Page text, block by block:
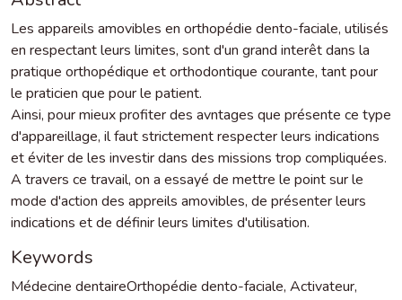
Les appareils amovibles en orthopédie dento-faciale, utilisés
en respectant leurs limites, sont d'un grand interêt dans la
pratique orthopédique et orthodontique courante, tant pour
le praticien que pour le patient.
Ainsi, pour mieux profiter des avntages que présente ce type
d'appareillage, il faut strictement respecter leurs indications
et éviter de les investir dans des missions trop compliquées.
A travers ce travail, on a essayé de mettre le point sur le
mode d'action des appreils amovibles, de présenter leurs
indications et de définir leurs limites d'utilisation.
Keywords
Médecine dentaireOrthopédie dento-faciale, Activateur,